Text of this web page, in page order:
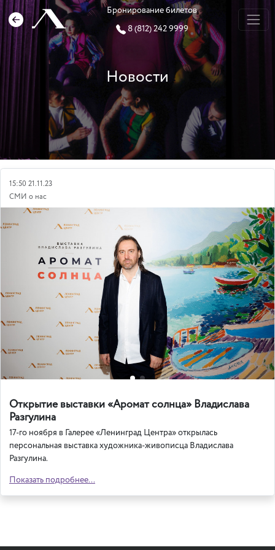
Бронирование билетов
8 (812) 242 9999
Новости
15:50 21.11.23
СМИ о нас
Открытие выставки «Аромат солнца» Владислава
Разгулина
17-го ноября в Галерее «Ленинград Центра» открылась
персональная выставка художника-живописца Владислава
Разгулина.
Показать подробнее...